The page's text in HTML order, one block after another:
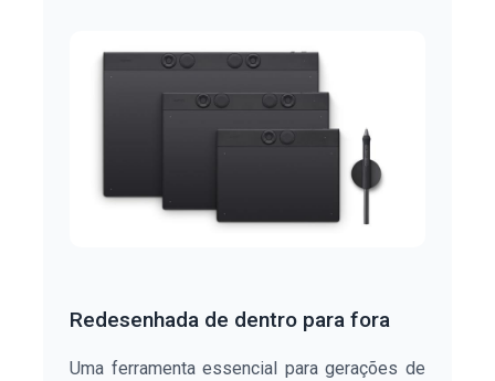
Redesenhada de dentro para fora
Uma ferramenta essencial para gerações de